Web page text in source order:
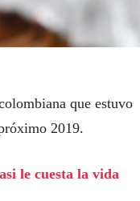
que estuvo
2019.
le cuesta la vida